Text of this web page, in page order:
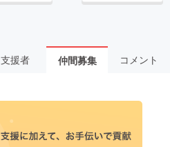
支援者 仲間募集 コメント